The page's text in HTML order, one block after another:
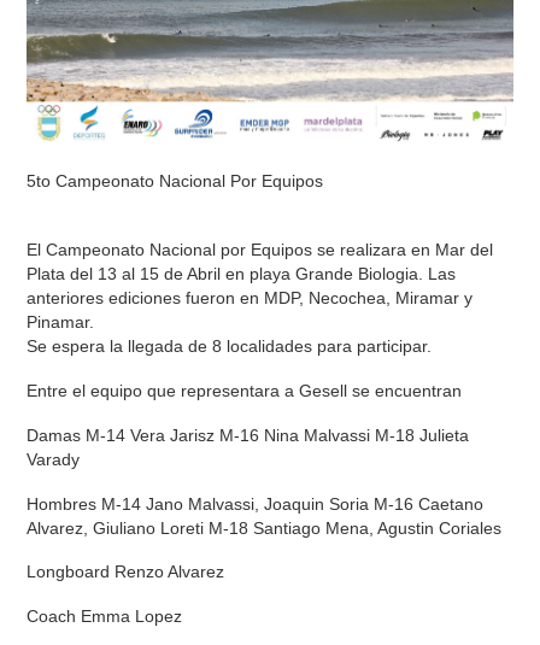
5to Campeonato Nacional Por Equipos
El Campeonato Nacional por Equipos se realizara en Mar del
Plata del 13 al 15 de Abril en playa Grande Biologia. Las
anteriores ediciones fueron en MDP, Necochea, Miramar y
Pinamar.
Se espera la llegada de 8 localidades para participar.
Entre el equipo que representara a Gesell se encuentran
Damas M-14 Vera Jarisz M-16 Nina Malvassi M-18 Julieta
Varady
Hombres M-14 Jano Malvassi, Joaquin Soria M-16 Caetano
Alvarez, Giuliano Loreti M-18 Santiago Mena, Agustin Coriales
Longboard Renzo Alvarez
Coach Emma Lopez